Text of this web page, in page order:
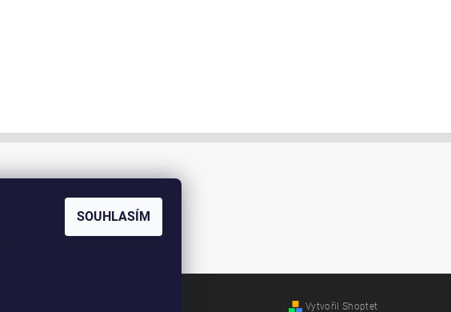
Vytvořil Shoptet
SOUHLASÍM